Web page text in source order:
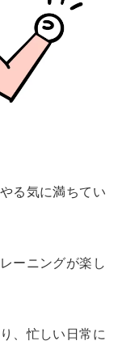
る気に満ちてい
ーニングが楽し
、忙しい日常に